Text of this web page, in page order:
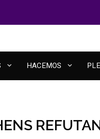
HACEMOS